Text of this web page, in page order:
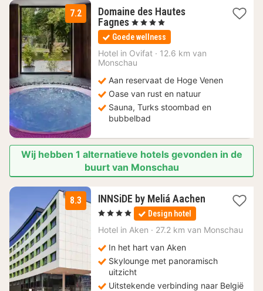
7.2
Domaine des Hautes
Fagnes 1
nacht
vanaf
159
€
, 4 Sterren
Goede wellness
Hotel in Ovifat · 12.6 km van
Monschau
Aan reservaat de Hoge Venen
Oase van rust en natuur
Sauna, Turks stoombad en
bubbelbad
Wij hebben 1 alternatieve hotels gevonden in de
buurt van Monschau
8.3 INNSiDE by Meliá Aachen2
nachten
130
, 4 Sterren Design hotel
Hotel in Aken · 27.2 km van Monschau
In het hart van Aken
Skylounge met panoramisch
uitzicht
Uitstekende verbinding naar België